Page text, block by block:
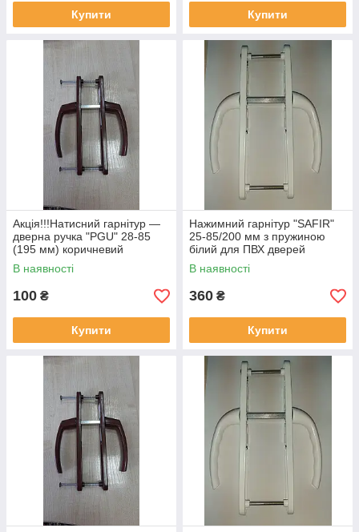
Купити Купити
Акція!!!Натисний гарнітур —
дверна ручка "PGU" 28-85
(195 мм) коричневий
алюмінієвий для ПВХ дверей
В наявності
100 ₴
Купити
Нажимний гарнітур "SAFIR"
25-85/200 мм з пружиною
білий для ПВХ дверей
(дверна ручка)
В наявності
360 ₴
Купити